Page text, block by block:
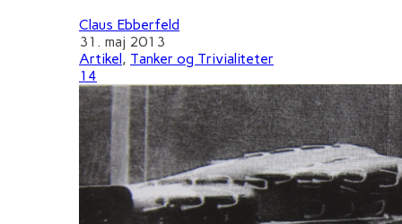
Claus Ebberfeld
31. maj 2013
Artikel , Tanker og Trivialiteter
14